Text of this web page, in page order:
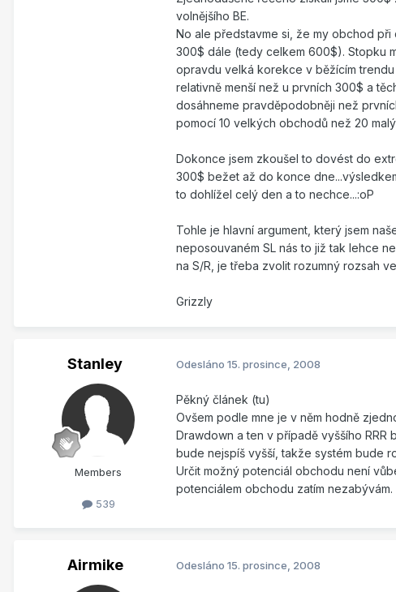
volnějšího BE.
No ale představme si, že my obchod
300$ dále (tedy celkem 600$). Stopku
opravdu velká korekce v běžícím
relativně menší než u prvních 300$ a
dosáhneme pravděpodobněji než
pomocí 10 velkých obchodů než 20
Dokonce jsem zkoušel to dovést do
300$ bežet až do konce
to dohlížel celý den a to nechce...:oP
Tohle je hlavní argument, který jsem
neposouvaném SL nás to již tak lehce
na S/R, je třeba zvolit rozumný rozsah
Grizzly
Stanley
Members
539
Odesláno 15. prosince, 2008
Pěkný článek (tu)
Ovšem podle mne je v něm hodně
Drawdown a ten v případě vyššího
bude nejspíš vyšší, takže systém bude
Určit možný potenciál obchodu není
potenciálem obchodu zatím nezabývám.
Airmike Odesláno 15. prosince, 2008